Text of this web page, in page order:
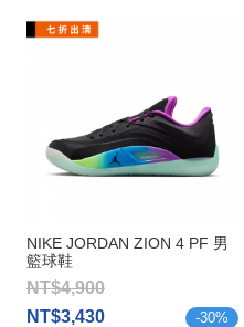
NIKE JORDAN ZION 4 PF 男
籃球鞋
NT$4,900
NT$3,430
-30%